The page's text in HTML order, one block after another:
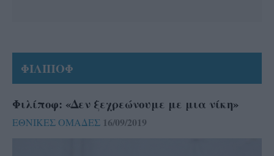
ΦΙΛΙΠΟΦ
Φιλίποφ: «Δεν ξεχρεώνουμε με μια νίκη»
ΕΘΝΙΚΕΣ ΟΜΑΔΕΣ 16/09/2019